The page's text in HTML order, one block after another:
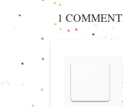
1 COMMENT